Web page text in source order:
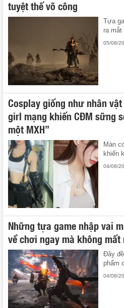
tuyệt thế võ công
Tựa
ra mắt
05/08/
Cosplay giống như nhân
girl mạng khiến CĐM sững
một MXH”
Màn
khiến
04/08/
Những tựa game nhập vai
về chơi ngay mà không mất
Đây
phẩm
04/08/